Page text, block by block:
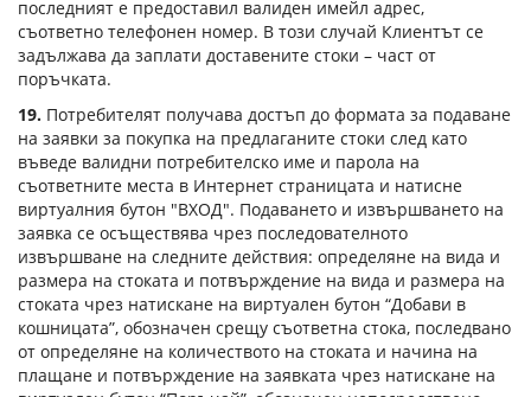
последният е предоставил валиден имейл адрес,
съответно телефонен номер. В този случай Клиентът се
задължава да заплати доставените стоки – част от
поръчката.
19. Потребителят получава достъп до формата за подаване
на заявки за покупка на предлаганите стоки след като
въведе валидни потребителско име и парола на
съответните места в Интернет страницата и натисне
виртуалния бутон "ВХОД". Подаването и извършването на
заявка се осъществява чрез последователното
извършване на следните действия: определяне на вида и
размера на стоката и потвърждение на вида и размера на
стоката чрез натискане на виртуален бутон “Добави в
кошницата”, обозначен срещу съответна стока, последвано
от определяне на количеството на стоката и начина на
плащане и потвърждение на заявката чрез натискане на